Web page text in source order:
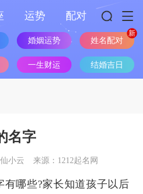
运势 配对
婚姻运势 姓名配对
一生财运 结婚吉日
名字
小云 来源：1212起名网
哪些?家长知道孩子以后